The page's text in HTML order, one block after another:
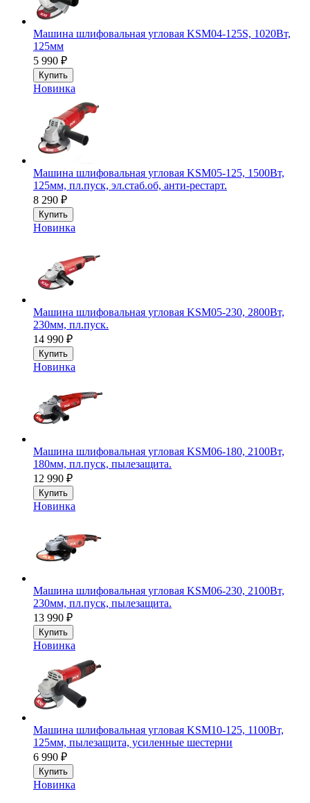
Машина шлифовальная угловая KSM04-125S, 1020Вт,
125мм
5 990 ₽
Купить
Новинка
Машина шлифовальная угловая KSM05-125, 1500Вт,
125мм, пл.пуск, эл.стаб.об, анти-рестарт.
8 290 ₽
Купить
Новинка
Машина шлифовальная угловая KSM05-230, 2800Вт,
230мм, пл.пуск.
14 990 ₽
Купить
Новинка
Машина шлифовальная угловая KSM06-180, 2100Вт,
180мм, пл.пуск, пылезащита.
12 990 ₽
Купить
Новинка
Машина шлифовальная угловая KSM06-230, 2100Вт,
230мм, пл.пуск, пылезащита.
13 990 ₽
Купить
Новинка
Машина шлифовальная угловая KSM10-125, 1100Вт,
125мм, пылезащита, усиленные шестерни
6 990 ₽
Купить
Новинка